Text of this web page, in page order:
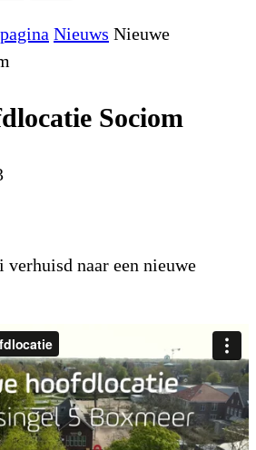
Nieuws Nieuwe
Sociom
verhuisd naar een nieuwe